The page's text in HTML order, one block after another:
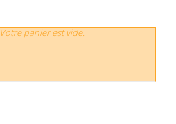
Votre panier est vide.